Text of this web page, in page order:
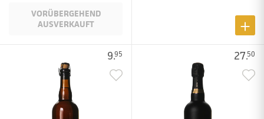
VORÜBERGEHEND
AUSVERKAUFT
9.95 27.50